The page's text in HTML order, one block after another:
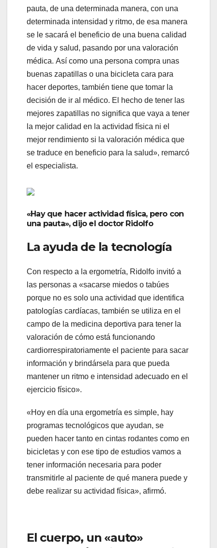
pauta, de una determinada manera, con una
determinada intensidad y ritmo, de esa manera
se le sacará el beneficio de una buena calidad
de vida y salud, pasando por una valoración
médica. Así como una persona compra unas
buenas zapatillas o una bicicleta cara para
hacer deportes, también tiene que tomar la
decisión de ir al médico. El hecho de tener las
mejores zapatillas no significa que vaya a tener
la mejor calidad en la actividad física ni el
mejor rendimiento si la valoración médica que
se traduce en beneficio para la salud», remarcó
el especialista.
«Hay que hacer actividad física, pero con
una pauta», dijo el doctor Ridolfo
La ayuda de la tecnología
Con respecto a la ergometría, Ridolfo invitó a
las personas a «sacarse miedos o tabúes
porque no es solo una actividad que identifica
patologías cardíacas, también se utiliza en el
campo de la medicina deportiva para tener la
valoración de cómo está funcionando
cardiorrespiratoriamente el paciente para sacar
información y brindársela para que pueda
mantener un ritmo e intensidad adecuado en el
ejercicio físico».
«Hoy en día una ergometría es simple, hay
programas tecnológicos que ayudan, se
pueden hacer tanto en cintas rodantes como en
bicicletas y con ese tipo de estudios vamos a
tener información necesaria para poder
transmitirle al paciente de qué manera puede y
debe realizar su actividad física», afirmó.
El cuerpo, un «auto»